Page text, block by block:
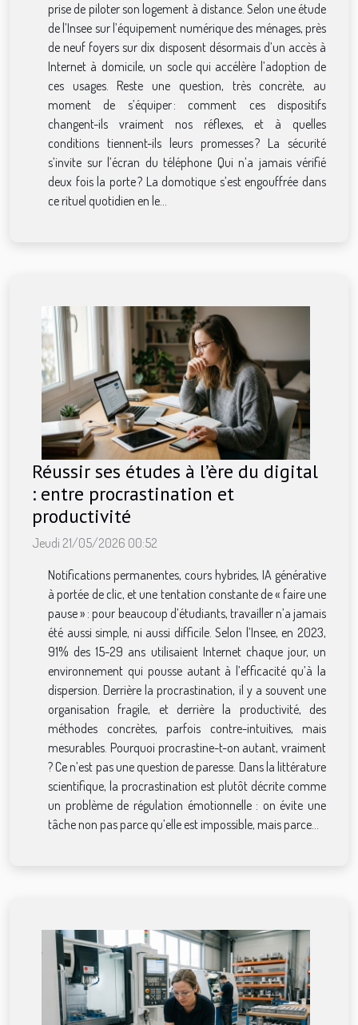
prise de piloter son logement à distance. Selon une étude
de l’Insee sur l’équipement numérique des ménages, près
de neuf foyers sur dix disposent désormais d’un accès à
Internet à domicile, un socle qui accélère l’adoption de
ces usages. Reste une question, très concrète, au
moment de s’équiper : comment ces dispositifs
changent-ils vraiment nos réflexes, et à quelles
conditions tiennent-ils leurs promesses ? La sécurité
s’invite sur l’écran du téléphone Qui n’a jamais vérifié
deux fois la porte ? La domotique s’est engouffrée dans
ce rituel quotidien en le...
Réussir ses études à l’ère du digital
: entre procrastination et
productivité
Jeudi 21/05/2026 00:52
Notifications permanentes, cours hybrides, IA générative
à portée de clic, et une tentation constante de « faire une
pause » : pour beaucoup d’étudiants, travailler n’a jamais
été aussi simple, ni aussi difficile. Selon l’Insee, en 2023,
91% des 15-29 ans utilisaient Internet chaque jour, un
environnement qui pousse autant à l’efficacité qu’à la
dispersion. Derrière la procrastination, il y a souvent une
organisation fragile, et derrière la productivité, des
méthodes concrètes, parfois contre-intuitives, mais
mesurables. Pourquoi procrastine-t-on autant, vraiment
? Ce n’est pas une question de paresse. Dans la littérature
scientifique, la procrastination est plutôt décrite comme
un problème de régulation émotionnelle : on évite une
tâche non pas parce qu’elle est impossible, mais parce...